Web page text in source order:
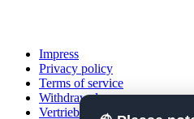
Impress
Privacy policy
Terms of service
Withdrawal
Vertrieb (2)